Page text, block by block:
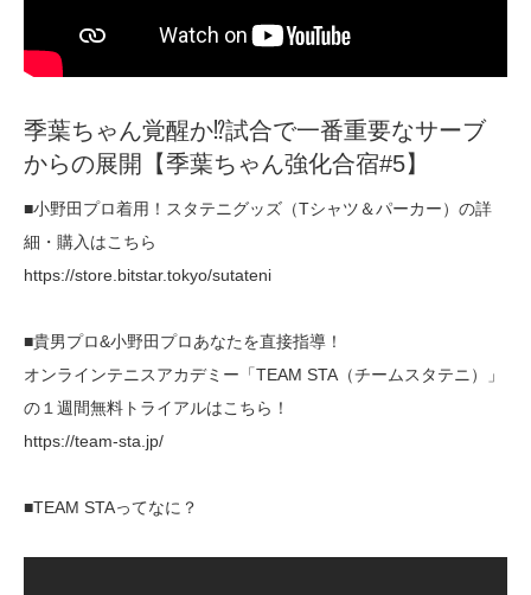
季葉ちゃん覚醒か⁉️試合で一番重要なサーブ
からの展開【季葉ちゃん強化合宿#5】
■小野田プロ着用！スタテニグッズ（Tシャツ＆パーカー）の詳
細・購入はこちら
https://store.bitstar.tokyo/sutateni
■貴男プロ&小野田プロあなたを直接指導！
オンラインテニスアカデミー「TEAM STA（チームスタテニ）」
の１週間無料トライアルはこちら！
https://team-sta.jp/
■TEAM STAってなに？